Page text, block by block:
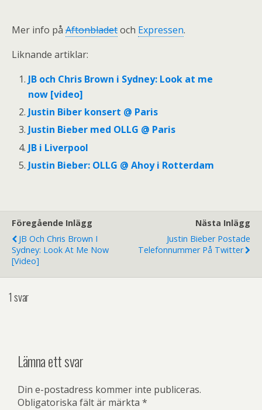
Mer info på Aftonbladetoch Expressen.
Liknande artiklar:
JB och Chris Brown i Sydney: Look at me
now [video]
Justin Biber konsert @ Paris
Justin Bieber med OLLG @ Paris
JB i Liverpool
Justin Bieber: OLLG @ Ahoy i Rotterdam
Föregående Inlägg
JB Och Chris Brown I
Sydney: Look At Me Now
[video]
Nästa Inlägg
Justin Bieber Postade
Telefonnummer På Twitter
1 svar
Lämna ett svar
Din e-postadress kommer inte publiceras.
Obligatoriska fält är märkta *